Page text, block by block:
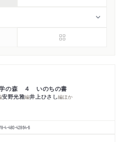
学の森 ４ いのちの書
安野光雅編井上ひさし編ほか
4-480-42864-6